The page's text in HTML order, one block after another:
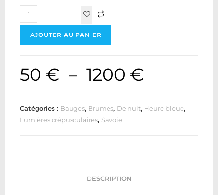
AJOUTER AU PANIER
50 € – 1200 €
Catégories : Bauges, Brumes, De nuit, Heure bleue,
Lumières crépusculaires, Savoie
DESCRIPTION